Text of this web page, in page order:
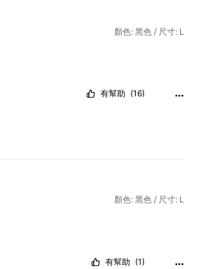
顏色: 黑色 / 尺寸: L
有幫助 (16)
顏色: 黑色 / 尺寸: L
有幫助 (1)